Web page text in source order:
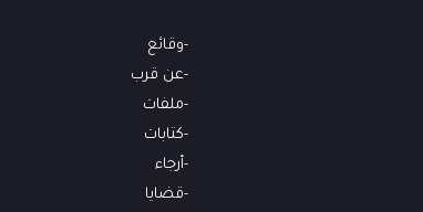
وقائع
عن قرب
ملفات
كتابات
أرجاء
قضايا